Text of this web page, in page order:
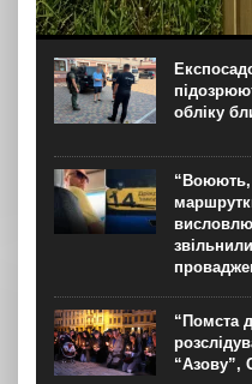
У селі Коблеве
акваторії Чорного моря
предмет. Унаслідок цього
який в цей час перебував
обліку
“Воюють,
“Помста
“Азову”,